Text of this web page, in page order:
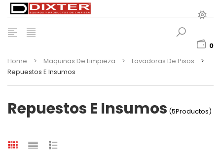
0
Home
> Maquinas De Limpieza > Lavadoras De Pisos
>
Repuestos E Insumos
Repuestos E Insumos (5Productos)